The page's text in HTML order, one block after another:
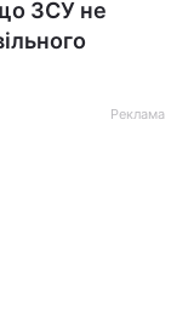
ЗСУ не
Реклама